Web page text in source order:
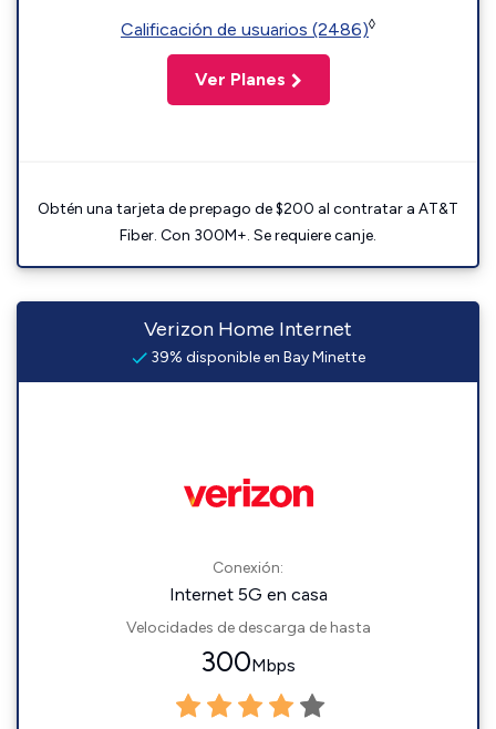
Calificación de usuarios (2486)◊
Ver Planes
Obtén una tarjeta de prepago de $200 al contratar a AT&T
Fiber. Con 300M+. Se requiere canje.
Verizon Home Internet
39% disponible en Bay Minette
Conexión:
Internet 5G en casa
Velocidades de descarga de hasta
300Mbps